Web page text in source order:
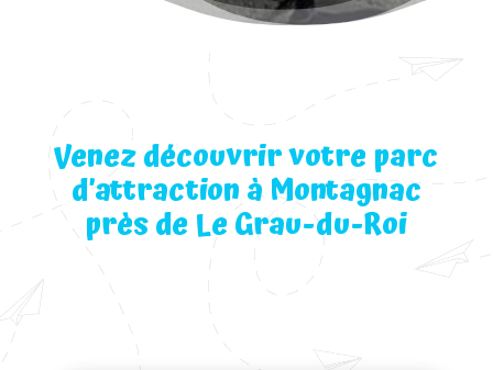
Venez découvrir votre parc
d’attraction à Montagnac
près de Le Grau-du-Roi